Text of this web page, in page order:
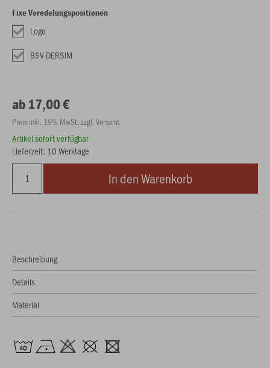
Fixe Veredelungspositionen
Logo
BSV DERSIM
ab 17,00 €
Preis inkl. 19% MwSt. zzgl. Versand
Artikel sofort verfügbar
Lieferzeit: 10 Werktage
In den Warenkorb
Beschreibung
Details
Material